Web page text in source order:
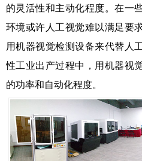
的灵活性和主动化程度。在一
环境或许人工视觉难以满足要
用机器视觉检测设备来代替人
性工业出产过程中，用机器视
的功率和自动化程度。